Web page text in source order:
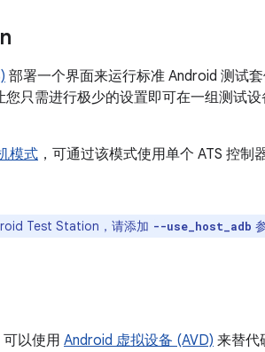
部署一个界面来运行标准 Android 测试
您只需进行极少的设置即可在一组测试
模式 ，可通过该模式使用单个 ATS 控
Test Station，请添加 --use_host_adb
以使用 Android 虚拟设备 (AVD) 来替代